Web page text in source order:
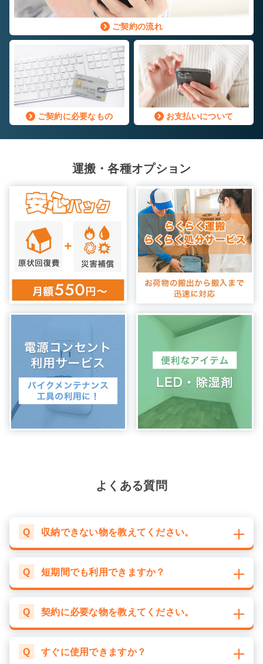
ご契約の流れ
ご契約に必要なもの お支払いについて
運搬・各種オプション
よくある質問
Q 収納できない物を教えてください。
Q 短期間でも利用できますか？
Q 契約に必要な物を教えてください。
Q すぐに使用できますか？